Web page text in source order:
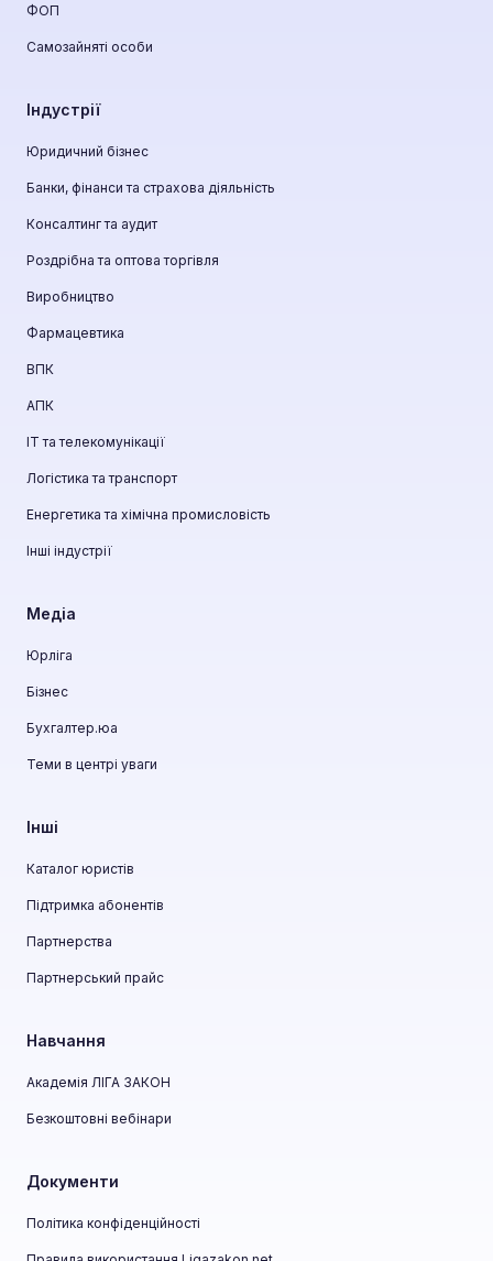
ФОП
Самозайняті особи
Індустрії
Юридичний бізнес
Банки, фінанси та страхова діяльність
Консалтинг та аудит
Роздрібна та оптова торгівля
Виробництво
Фармацевтика
ВПК
АПК
ІТ та телекомунікації
Логістика та транспорт
Енергетика та хімічна промисловість
Інші індустрії
Медіа
Юрліга
Бізнес
Бухгалтер.юа
Теми в центрі уваги
Інші
Каталог юристів
Підтримка абонентів
Партнерства
Партнерський прайс
Навчання
Академія ЛІГА ЗАКОН
Безкоштовні вебінари
Документи
Політика конфіденційності